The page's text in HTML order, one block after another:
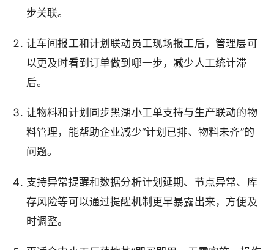
步关联。
让车间报工和计划联动员工现场报工后，管理层可
以更及时看到订单做到哪一步，减少人工统计滞
后。
让物料和计划同步黑湖小工单支持与生产联动的物
料管理，能帮助企业减少“计划已排、物料未齐”的
问题。
支持异常提醒和数据分析计划延期、节点异常、库
存风险等可以通过提醒机制更早暴露出来，方便及
时调整。